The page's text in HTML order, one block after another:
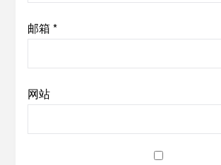
邮箱 *
网站